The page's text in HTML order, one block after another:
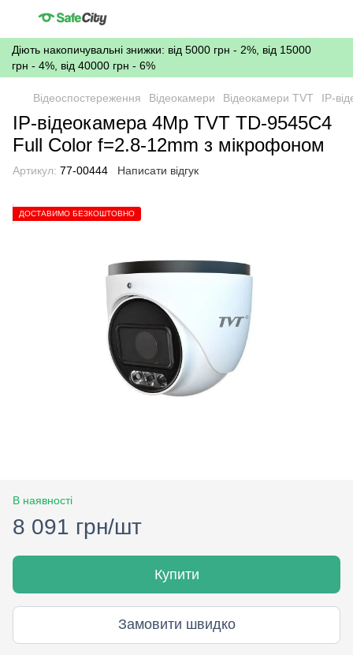
Діють накопичувальні знижки: від 5000 грн - 2%, від 15000
грн - 4%, від 40000 грн - 6%
Відеоспостереження Відеокамери Відеокамери TVT IP-
IP-відеокамера 4Mp TVT TD-9545C4
Full Color f=2.8-12mm з мікрофоном
Артикул: 77-00444 Написати відгук
ДОСТАВИМО БЕЗКОШТОВНО
В наявності
8 091 грн/шт
Купити
Замовити швидко